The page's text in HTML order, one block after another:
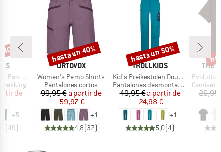
Pro
trekking
reducido
de
+5
(49)
MARCA
ORTOVOX
Artículo
Women's Pelmo Shorts
Product group
Pantalones cortos
Precio
99,95 € Precio reducido
a partir de
59,97 €
+1
4,8(37)
Descuento
hasta un 40%
MARCA
TROLLKIDS
Artículo
Kid's Preikestolen Double Zip-Off Pants
Product group
Pantalones desmontables
Precio
49,95 € Precio reducido
a partir de
24,98 €
+1
5,0(4)
Descuento
hasta un 50%
THE
Artículo
Evolution
Product
Camiseta
26,95